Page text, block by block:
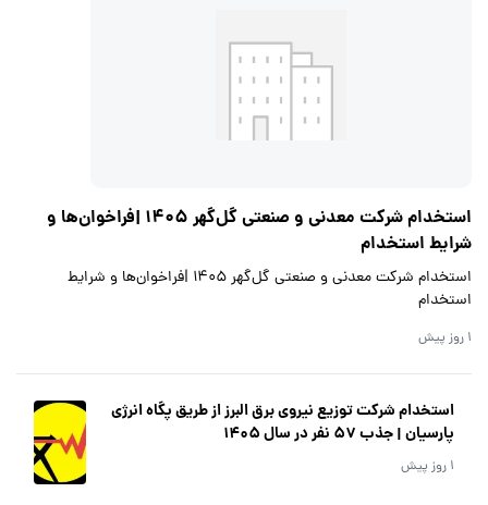
استخدام شرکت معدنی و صنعتی گل‌گهر 1405 |فراخوان‌ها و
شرایط استخدام
استخدام شرکت معدنی و صنعتی گل‌گهر 1405 |فراخوان‌ها و شرایط
استخدام
1 روز پیش
استخدام شرکت توزیع نیروی برق البرز از طریق پگاه انرژی
پارسیان | جذب 57 نفر در سال 1405
1 روز پیش